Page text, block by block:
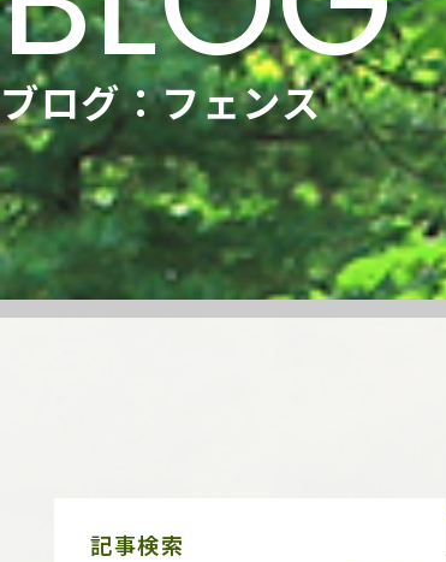
ブログ：フェンス
サ
記事検索